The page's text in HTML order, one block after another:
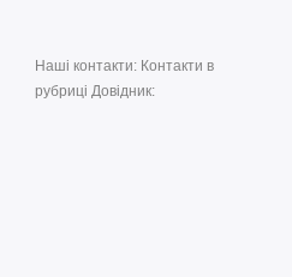
Наші контакти: Контакти в
рубриці Довідник: